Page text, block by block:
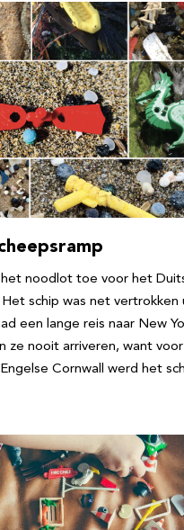
noodlot toe voor het
schip was net vertrokken
een lange reis naar New
ze nooit arriveren, want
Cornwall werd het